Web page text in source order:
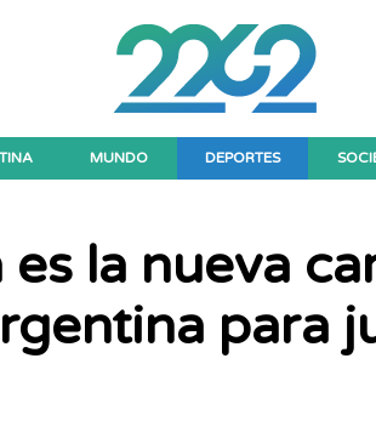
MUNDO DEPORTES
es la nueva
para